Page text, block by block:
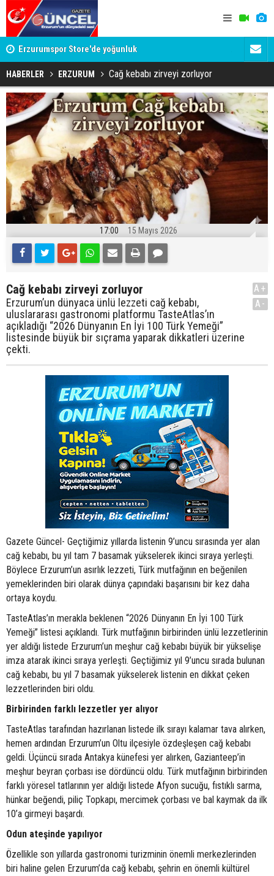
Erzurumspor Store'de yoğunluk Adalet
HABERLER ERZURUM Cağ kebabı zirveyi zorluyor
17:00 15 Mayıs 2026
Cağ kebabı zirveyi zorluyor
Erzurum’un dünyaca ünlü lezzeti cağ kebabı,
uluslararası gastronomi platformu TasteAtlas’ın
açıkladığı “2026 Dünyanın En İyi 100 Türk Yemeği”
listesinde büyük bir sıçrama yaparak dikkatleri üzerine
çekti.
A+
A-
Gazete Güncel- Geçtiğimiz yıllarda listenin 9’uncu sırasında yer alan
cağ kebabı, bu yıl tam 7 basamak yükselerek ikinci sıraya yerleşti.
Böylece Erzurum’un asırlık lezzeti, Türk mutfağının en beğenilen
yemeklerinden biri olarak dünya çapındaki başarısını bir kez daha
ortaya koydu.
TasteAtlas’ın merakla beklenen “2026 Dünyanın En İyi 100 Türk
Yemeği” listesi açıklandı. Türk mutfağının birbirinden ünlü lezzetlerinin
yer aldığı listede Erzurum’un meşhur cağ kebabı büyük bir yükselişe
imza atarak ikinci sıraya yerleşti. Geçtiğimiz yıl 9’uncu sırada bulunan
cağ kebabı, bu yıl 7 basamak yükselerek listenin en dikkat çeken
lezzetlerinden biri oldu.
Birbirinden farklı lezzetler yer alıyor
TasteAtlas tarafından hazırlanan listede ilk sırayı kalamar tava alırken,
hemen ardından Erzurum’un Oltu ilçesiyle özdeşleşen cağ kebabı
geldi. Üçüncü sırada Antakya künefesi yer alırken, Gazianteep’in
meşhur beyran çorbası ise dördüncü oldu. Türk mutfağının birbirinden
farklı yöresel tatlarının yer aldığı listede Afyon sucuğu, fıstıklı sarma,
hünkar beğendi, piliç Topkapı, mercimek çorbası ve bal kaymak da ilk
10’a girmeyi başardı.
Odun ateşinde yapılıyor
Özellikle son yıllarda gastronomi turizminin önemli merkezlerinden
biri haline gelen Erzurum’da cağ kebabı, şehrin en önemli kültürel